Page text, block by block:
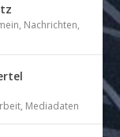
, Nachrichten,
, Mediadaten